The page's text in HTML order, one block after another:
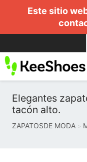
Este sitio
Elegantes
tacón alto.
ZAPATOSDE MODA